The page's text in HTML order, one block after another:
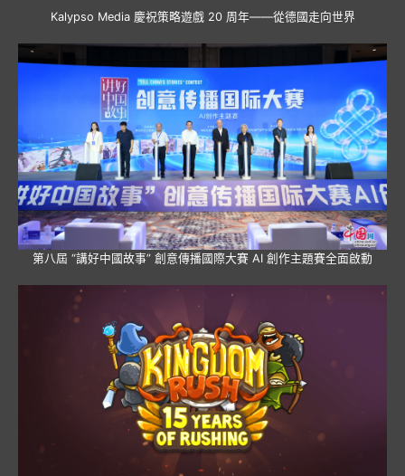
Kalypso Media 慶祝策略遊戲 20 周年——從德國走向世界
第八屆 “講好中國故事” 創意傳播國際大賽 AI 創作主題賽全面啟動